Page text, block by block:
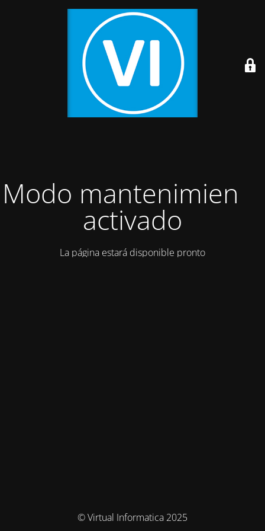
Modo mantenimiento
activado
La página estará disponible pronto
© Virtual Informatica 2025